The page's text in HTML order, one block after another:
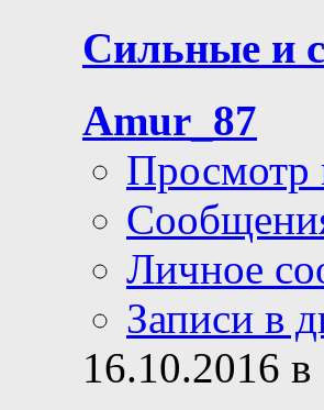
Сильные и
Amur_87
Просмотр
Личное
Записи в
16.10.2016 в